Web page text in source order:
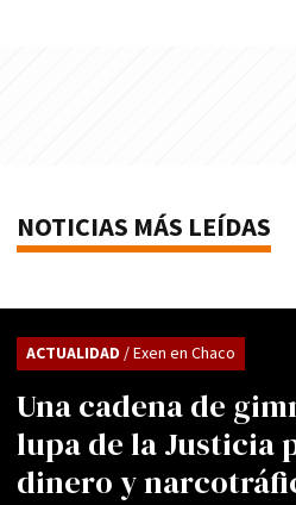
NOTICIAS MÁS LEÍDAS
Una cadena de
lupa de la Justicia
dinero y
ACTUALIDAD / Exen en Chaco